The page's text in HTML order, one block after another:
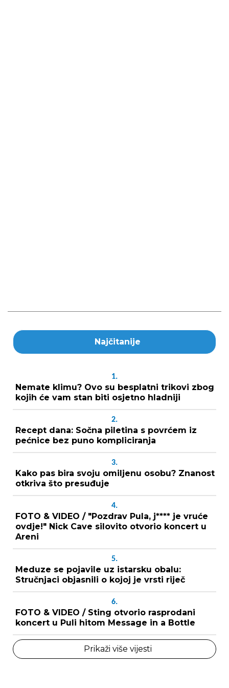
Najčitanije
1.
Nemate klimu? Ovo su besplatni trikovi zbog
kojih će vam stan biti osjetno hladniji
2.
Recept dana: Sočna piletina s povrćem iz
pećnice bez puno kompliciranja
3.
Kako pas bira svoju omiljenu osobu? Znanost
otkriva što presuđuje
4.
FOTO & VIDEO / "Pozdrav Pula, j**** je vruće
ovdje!" Nick Cave silovito otvorio koncert u
Areni
5.
Meduze se pojavile uz istarsku obalu:
Stručnjaci objasnili o kojoj je vrsti riječ
6.
FOTO & VIDEO / Sting otvorio rasprodani
koncert u Puli hitom Message in a Bottle
Prikaži više vijesti